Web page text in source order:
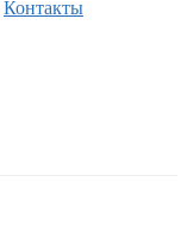
Контакты